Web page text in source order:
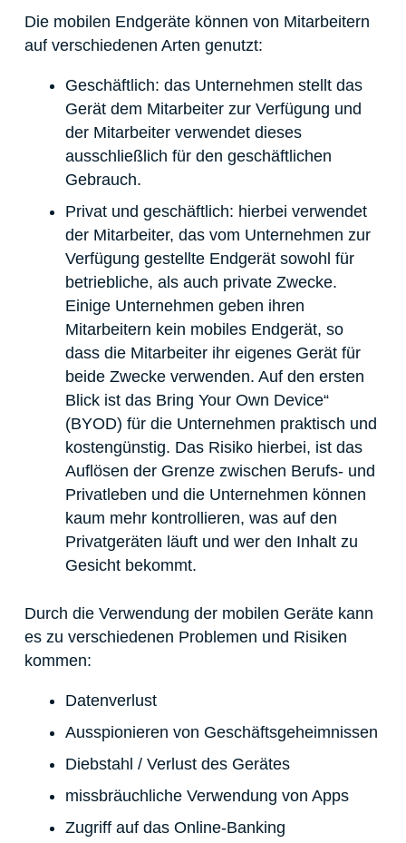
Die mobilen Endgeräte können von Mitarbeitern
auf verschiedenen Arten genutzt:
Geschäftlich: das Unternehmen stellt das
Gerät dem Mitarbeiter zur Verfügung und
der Mitarbeiter verwendet dieses
ausschließlich für den geschäftlichen
Gebrauch.
Privat und geschäftlich: hierbei verwendet
der Mitarbeiter, das vom Unternehmen zur
Verfügung gestellte Endgerät sowohl für
betriebliche, als auch private Zwecke.
Einige Unternehmen geben ihren
Mitarbeitern kein mobiles Endgerät, so
dass die Mitarbeiter ihr eigenes Gerät für
beide Zwecke verwenden. Auf den ersten
Blick ist das Bring Your Own Device“
(BYOD) für die Unternehmen praktisch und
kostengünstig. Das Risiko hierbei, ist das
Auflösen der Grenze zwischen Berufs- und
Privatleben und die Unternehmen können
kaum mehr kontrollieren, was auf den
Privatgeräten läuft und wer den Inhalt zu
Gesicht bekommt.
Durch die Verwendung der mobilen Geräte kann
es zu verschiedenen Problemen und Risiken
kommen:
Datenverlust
Ausspionieren von Geschäftsgeheimnissen
Diebstahl / Verlust des Gerätes
missbräuchliche Verwendung von Apps
Zugriff auf das Online-Banking